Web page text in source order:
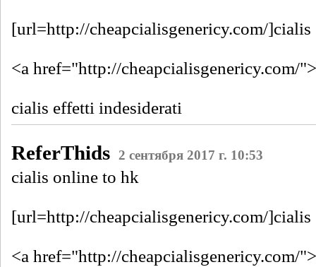
[url=http://cheapcialisgenericy.com/
<a href="http://cheapcialisgenericy.com/
cialis effetti indesiderati
ReferThids 2 сентября 2017 г. 10:53
cialis online to hk
[url=http://cheapcialisgenericy.com/
<a href="http://cheapcialisgenericy.com/